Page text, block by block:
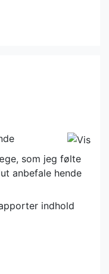
som jeg følte
anbefale hende
indhold